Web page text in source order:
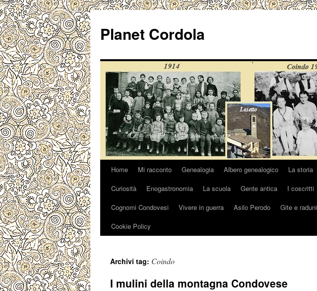
contenuto
Planet Cordola
Home Mi racconto Genealogia Albero genealogico La storia
Curiosità
Enogastronomia La scuola Gente antica I coscritti
Cognomi Condovesi
Vivere in guerra Asilo Perodo Gite e raduni
Cookie Policy
Archivi tag: Coindo
I mulini della montagna Condovese